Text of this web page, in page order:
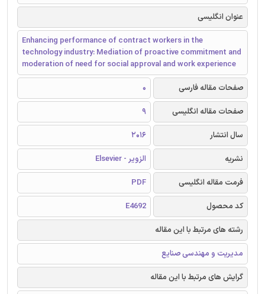
عنوان انگلیسی
Enhancing performance of contract workers in the
technology industry: Mediation of proactive commitment and
moderation of need for social approval and work experience
صفحات مقاله فارسی
0
صفحات مقاله انگلیسی
9
سال انتشار
2016
نشریه
الزویر - Elsevier
فرمت مقاله انگلیسی
PDF
کد محصول
E4692
رشته های مرتبط با این مقاله
مدیریت و مهندسی صنایع
گرایش های مرتبط با این مقاله